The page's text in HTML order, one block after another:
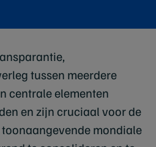
tussen meerdere
centrale elementen
en zijn cruciaal voor de
toonaangevende mondiale